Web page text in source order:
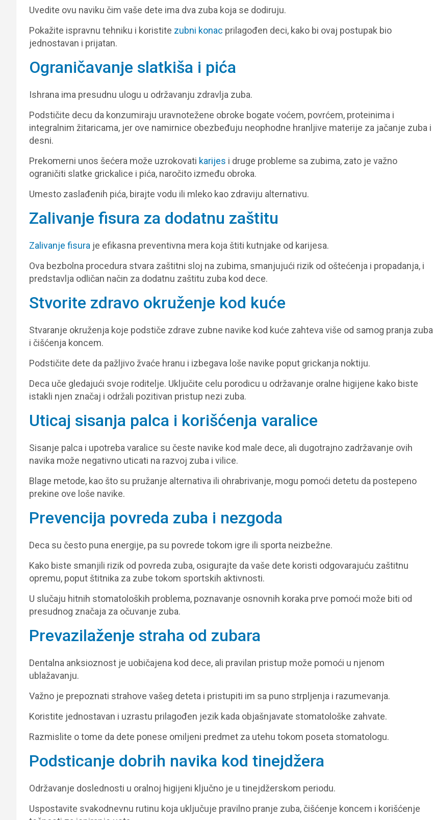
Uvedite ovu naviku čim vaše dete ima dva zuba koja se dodiruju.
Pokažite ispravnu tehniku i koristite zubni konac prilagođen deci, kako bi ovaj postupak bio
jednostavan i prijatan.
Ograničavanje slatkiša i pića
Ishrana ima presudnu ulogu u održavanju zdravlja zuba.
Podstičite decu da konzumiraju uravnotežene obroke bogate voćem, povrćem, proteinima i
integralnim žitaricama, jer ove namirnice obezbeđuju neophodne hranljive materije za jačanje zuba i
desni.
Prekomerni unos šećera može uzrokovati karijes i druge probleme sa zubima, zato je važno
ograničiti slatke grickalice i pića, naročito između obroka.
Umesto zaslađenih pića, birajte vodu ili mleko kao zdraviju alternativu.
Zalivanje fisura za dodatnu zaštitu
Zalivanje fisura je efikasna preventivna mera koja štiti kutnjake od karijesa.
Ova bezbolna procedura stvara zaštitni sloj na zubima, smanjujući rizik od oštećenja i propadanja, i
predstavlja odličan način za dodatnu zaštitu zuba kod dece.
Stvorite zdravo okruženje kod kuće
Stvaranje okruženja koje podstiče zdrave zubne navike kod kuće zahteva više od samog pranja zuba
i čišćenja koncem.
Podstičite dete da pažljivo žvaće hranu i izbegava loše navike poput grickanja noktiju.
Deca uče gledajući svoje roditelje. Uključite celu porodicu u održavanje oralne higijene kako biste
istakli njen značaj i održali pozitivan pristup nezi zuba.
Uticaj sisanja palca i korišćenja varalice
Sisanje palca i upotreba varalice su česte navike kod male dece, ali dugotrajno zadržavanje ovih
navika može negativno uticati na razvoj zuba i vilice.
Blage metode, kao što su pružanje alternativa ili ohrabrivanje, mogu pomoći detetu da postepeno
prekine ove loše navike.
Prevencija povreda zuba i nezgoda
Deca su često puna energije, pa su povrede tokom igre ili sporta neizbežne.
Kako biste smanjili rizik od povreda zuba, osigurajte da vaše dete koristi odgovarajuću zaštitnu
opremu, poput štitnika za zube tokom sportskih aktivnosti.
U slučaju hitnih stomatoloških problema, poznavanje osnovnih koraka prve pomoći može biti od
presudnog značaja za očuvanje zuba.
Prevazilaženje straha od zubara
Dentalna anksioznost je uobičajena kod dece, ali pravilan pristup može pomoći u njenom
ublažavanju.
Važno je prepoznati strahove vašeg deteta i pristupiti im sa puno strpljenja i razumevanja.
Koristite jednostavan i uzrastu prilagođen jezik kada objašnjavate stomatološke zahvate.
Razmislite o tome da dete ponese omiljeni predmet za utehu tokom poseta stomatologu.
Podsticanje dobrih navika kod tinejdžera
Održavanje doslednosti u oralnoj higijeni ključno je u tinejdžerskom periodu.
Uspostavite svakodnevnu rutinu koja uključuje pravilno pranje zuba, čišćenje koncem i korišćenje